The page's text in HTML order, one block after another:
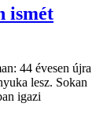
ismét
44 évesen újra
lesz. Sokan
igazi